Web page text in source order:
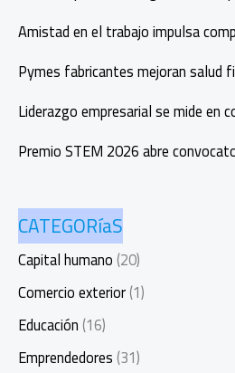
Amistad en el trabajo impulsa
Pymes fabricantes mejoran salud
Liderazgo empresarial se mide en
Premio STEM 2026 abre
CATEGORíaS
Capital humano(20)
Comercio exterior(1)
Educación(16)
Emprendedores(31)